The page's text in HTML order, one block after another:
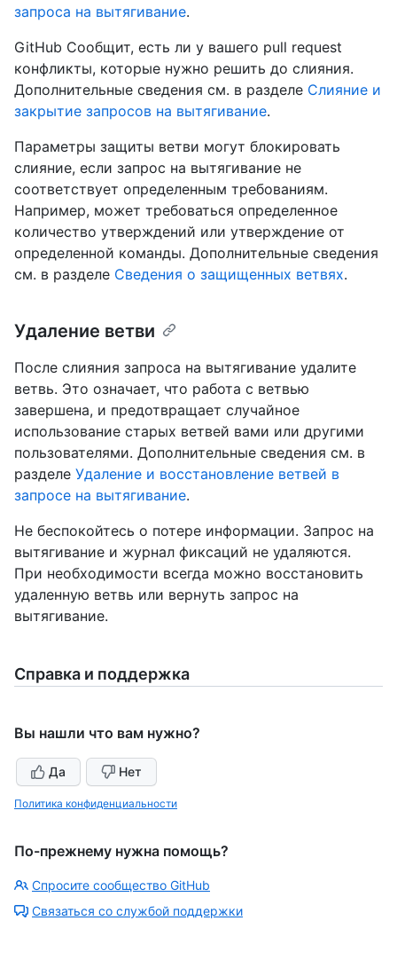
запроса на вытягивание.
GitHub Сообщит, есть ли у вашего pull request
конфликты, которые нужно решить до слияния.
Дополнительные сведения см. в разделе Слияние и
закрытие запросов на вытягивание.
Параметры защиты ветви могут блокировать
слияние, если запрос на вытягивание не
соответствует определенным требованиям.
Например, может требоваться определенное
количество утверждений или утверждение от
определенной команды. Дополнительные сведения
см. в разделе Сведения о защищенных ветвях.
Удаление ветви
После слияния запроса на вытягивание удалите
ветвь. Это означает, что работа с ветвью
завершена, и предотвращает случайное
использование старых ветвей вами или другими
пользователями. Дополнительные сведения см. в
разделе Удаление и восстановление ветвей в
запросе на вытягивание.
Не беспокойтесь о потере информации. Запрос на
вытягивание и журнал фиксаций не удаляются.
При необходимости всегда можно восстановить
удаленную ветвь или вернуть запрос на
вытягивание.
Справка и поддержка
Вы нашли что вам нужно?
Да Нет
Политика конфиденциальности
По-прежнему нужна помощь?
Спросите сообщество GitHub
Связаться со службой поддержки